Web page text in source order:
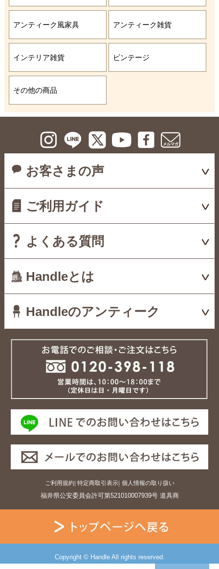
アンティーク風家具 アンティーク雑貨
インテリア雑貨 ビンテージ
その他の商品
お客さまの声
ご利用ガイド
よくある質問
Handleとは
Handleのアンティーク
ご利用規約| 特定商取引表示| 個人情報の取り扱い
福井県公安委員会許可第521010007939号 道具商
Copyright © Handle All rights reserved.